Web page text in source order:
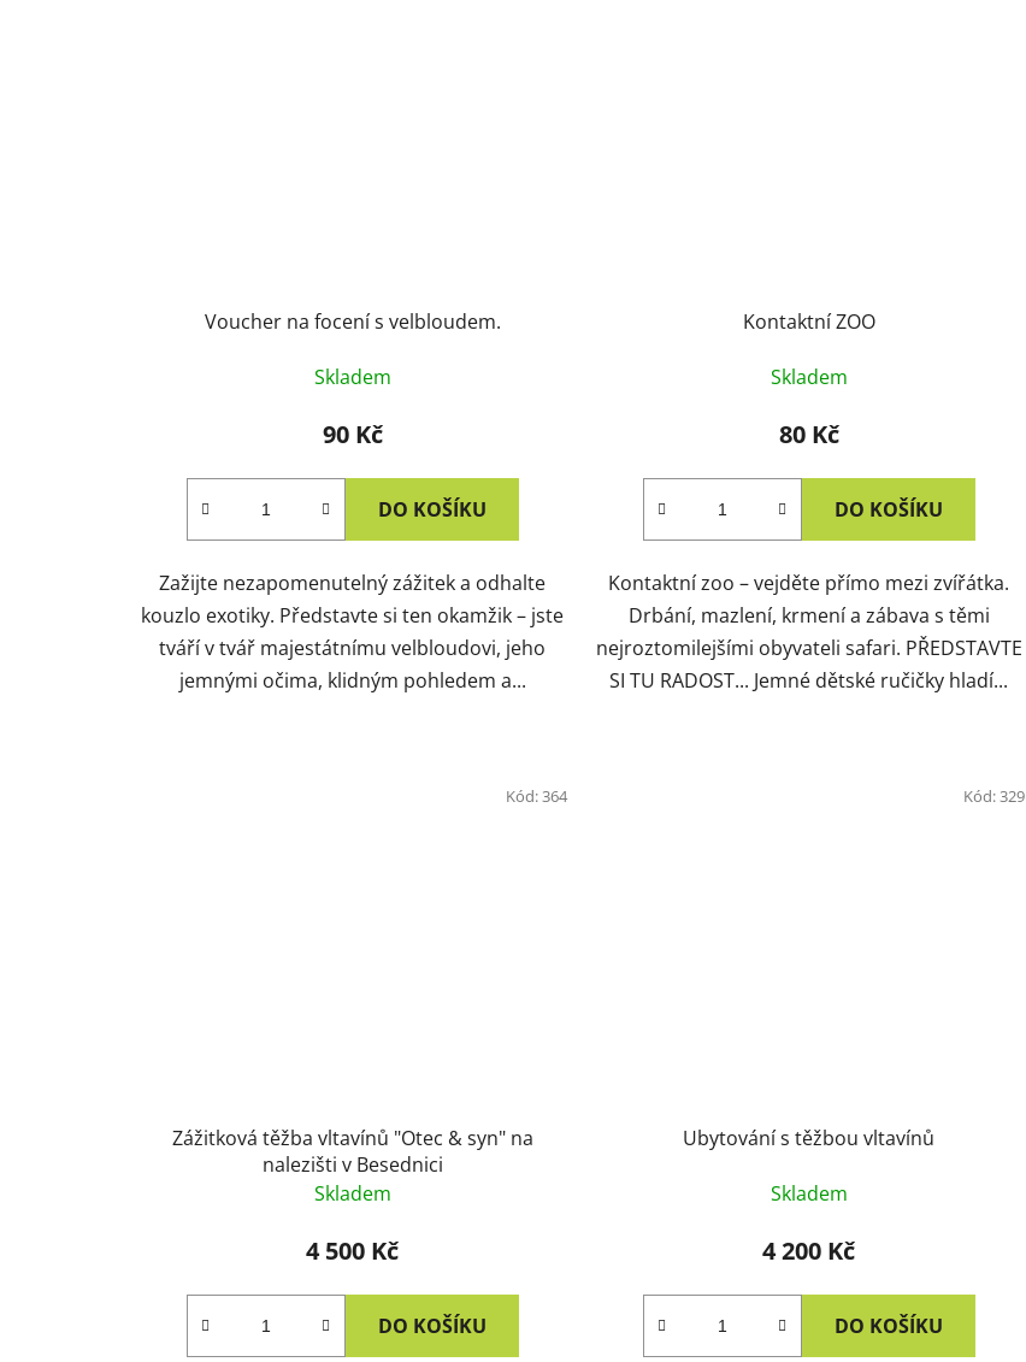
Voucher na focení s velbloudem.
Skladem
90 Kč
DO KOŠÍKU
Zažijte nezapomenutelný zážitek a odhalte
kouzlo exotiky. Představte si ten okamžik – jste
tváří v tvář majestátnímu velbloudovi, jeho
jemnými očima, klidným pohledem a...
Kontaktní ZOO
Skladem
80 Kč
DO KOŠÍKU
Kontaktní zoo – vejděte přímo mezi zvířátka.
Drbání, mazlení, krmení a zábava s těmi
nejroztomilejšími obyvateli safari. PŘEDSTAVTE
SI TU RADOST... Jemné dětské ručičky hladí...
Zážitková těžba vltavínů "Otec & syn" na
nalezišti v Besednici
Skladem
4 500 Kč
DO KOŠÍKU
Kód:364
Ubytování s těžbou vltavínů
Skladem
4 200 Kč
DO KOŠÍKU
Kód:329